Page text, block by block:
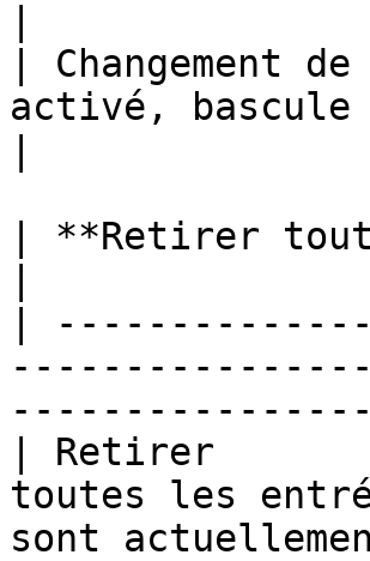
|
activé, bascule
| **Retirer
|
| Retirer
toutes les
sont